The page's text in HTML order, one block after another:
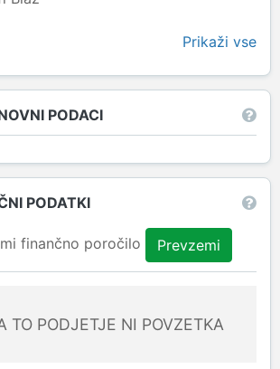
Prikaži vse
PODACI
PODATKI
finančno poročilo Prevzemi
TO PODJETJE NI POVZETKA